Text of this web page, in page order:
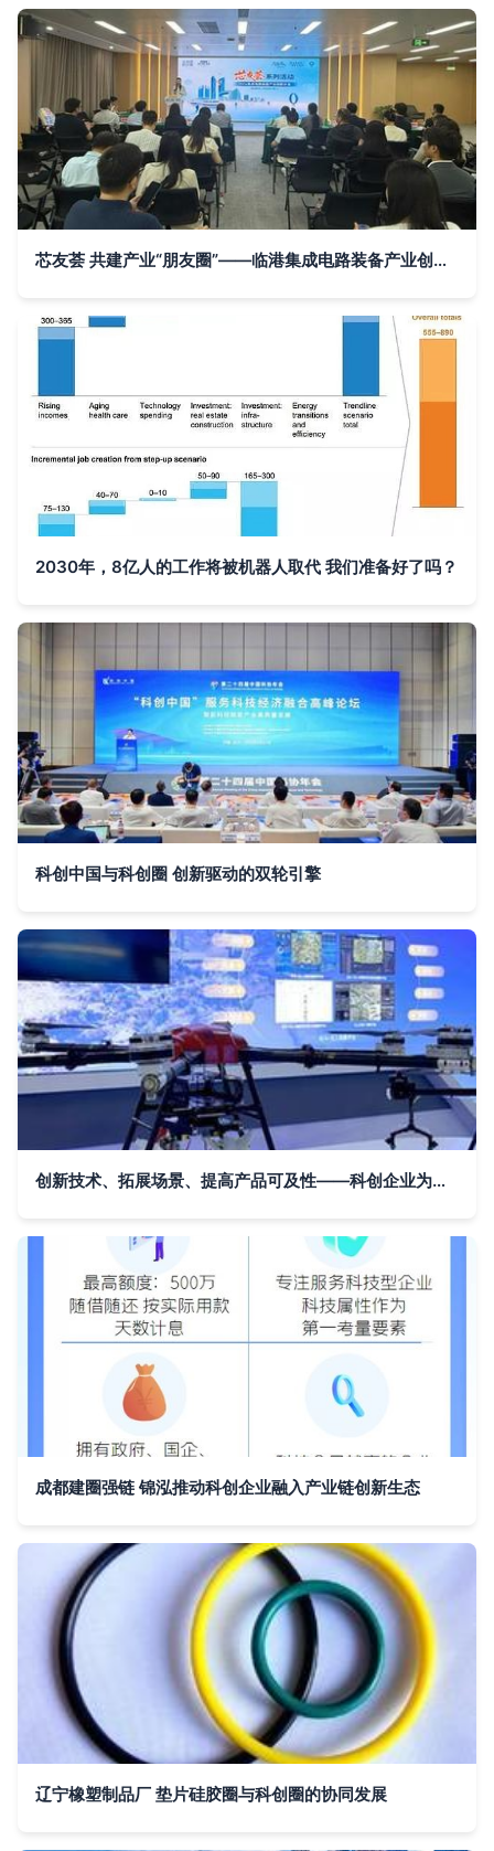
芯友荟 共建产业“朋友圈”——临港集成电路装备产业创新沙龙侧记
2030年，8亿人的工作将被机器人取代 我们准备好了吗？
科创中国与科创圈 创新驱动的双轮引擎
创新技术、拓展场景、提高产品可及性——科创企业为北斗规模化应用注入活力
成都建圈强链 锦泓推动科创企业融入产业链创新生态
辽宁橡塑制品厂 垫片硅胶圈与科创圈的协同发展